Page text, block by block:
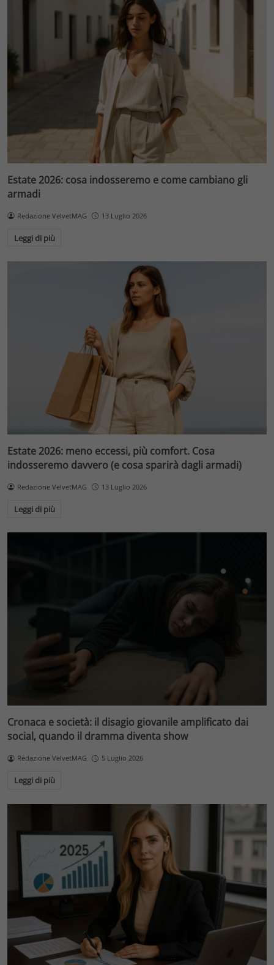
Estate 2026: cosa indosseremo e come cambiano gli
armadi
Redazione VelvetMAG 13 Luglio 2026
Leggi di più
Estate 2026: meno eccessi, più comfort. Cosa
indosseremo davvero (e cosa sparirà dagli armadi)
Redazione VelvetMAG 13 Luglio 2026
Leggi di più
Cronaca e società: il disagio giovanile amplificato dai
social, quando il dramma diventa show
Redazione VelvetMAG 5 Luglio 2026
Leggi di più